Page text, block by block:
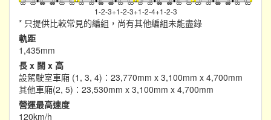
1-2-3+1-2-3+1-2-4+1-2-3
* 只提供比較常見的編組，尚有其他編組未能盡錄
軌距
1,435mm
長 x 闊 x 高
設駕駛室車廂 (1, 3, 4)：23,770mm x 3,100mm x 4,700mm
其他車廂(2, 5)：23,530mm x 3,100mm x 4,700mm
營運最高速度
120km/h